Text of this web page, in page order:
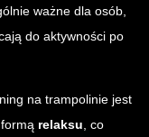
ważne dla osób,
do aktywności po
na trampolinie jest
relaksu , co